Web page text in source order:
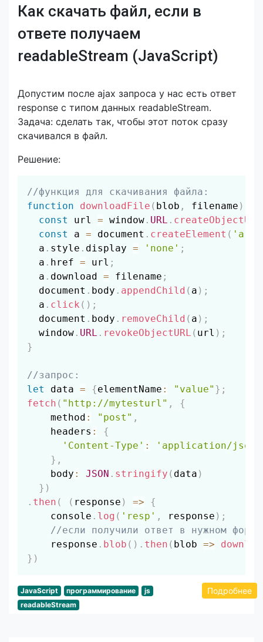
Как скачать файл, если в
ответе получаем
readableStream (JavaScript)
Допустим после ajax запроса у нас есть ответ
response с типом данных readableStream.
Задача: сделать так, чтобы этот поток сразу
скачивался в файл.
Решение:
//функция для скачивания файла:
function
downloadFile ( blob , filename )
const
url = window . URL . createObjectURL
const
a = document . createElement ( 'a'
  a
. style . display = 'none' ;
  a
. href = url ;
  a
. download = filename ;
  document
. body . appendChild ( a ) ;
  a
. click ( ) ;
  document
. body . removeChild ( a ) ;
  window
. URL . revokeObjectURL ( url ) ;
}
//запрос:
let
data = {elementName : "value" } ;
fetch ( "http://mytesturl" ,
{
    method
: "post" ,
    headers
:
{
'Content-Type' :
'application/json'
} ,
    body
: JSON . stringify ( data )
} )
. then ( ( response ) =>
{
    console
. log ( 'resp' , response ) ;
//если получили ответ в нужном
    response
. blob ( ) . then ( blob =>
} )
JavaScript программирование
js
readableStream
Подробнее